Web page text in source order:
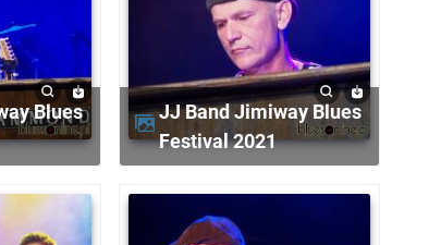
JJ Band Jimiway Blues
Festival 2021